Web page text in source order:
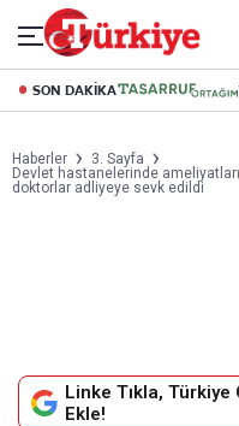
SON DAKİKA
Haberler
3. Sayfa
Devlet hastanelerinde
doktorlar adliyeye sevk edildi
Linke Tıkla,
Ekle!